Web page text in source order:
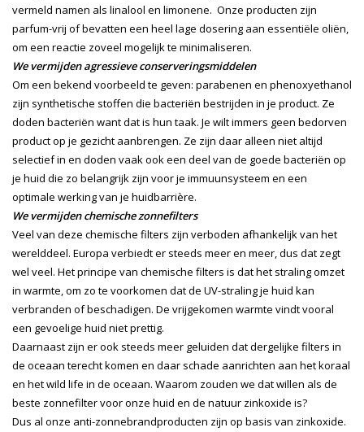
vermeld namen als linalool en limonene. Onze producten zijn
parfum-vrij of bevatten een heel lage dosering aan essentiële oliën,
om een reactie zoveel mogelijk te minimaliseren.
We vermijden agressieve conserveringsmiddelen
Om een bekend voorbeeld te geven: parabenen en phenoxyethanol
zijn synthetische stoffen die bacteriën bestrijden in je product. Ze
doden bacteriën want dat is hun taak. Je wilt immers geen bedorven
product op je gezicht aanbrengen. Ze zijn daar alleen niet altijd
selectief in en doden vaak ook een deel van de goede bacteriën op
je huid die zo belangrijk zijn voor je immuunsysteem en een
optimale werking van je huidbarrière.
We vermijden chemische zonnefilters
Veel van deze chemische filters zijn verboden afhankelijk van het
werelddeel. Europa verbiedt er steeds meer en meer, dus dat zegt
wel veel. Het principe van chemische filters is dat het straling omzet
in warmte, om zo te voorkomen dat de UV-straling je huid kan
verbranden of beschadigen. De vrijgekomen warmte vindt vooral
een gevoelige huid niet prettig.
Daarnaast zijn er ook steeds meer geluiden dat dergelijke filters in
de oceaan terecht komen en daar schade aanrichten aan het koraal
en het wild life in de oceaan. Waarom zouden we dat willen als de
beste zonnefilter voor onze huid en de natuur zinkoxide is?
Dus al onze anti-zonnebrandproducten zijn op basis van zinkoxide.